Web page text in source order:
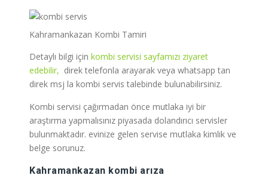
Kahramankazan Kombi Tamiri
Detaylı bilgi için kombi servisi sayfamızı ziyaret
edebilir, direk telefonla arayarak veya whatsapp tan
direk msj la kombi servis talebinde bulunabilirsiniz.
Kombi servisi çağırmadan önce mutlaka iyi bir
araştırma yapmalısınız piyasada dolandırıcı servisler
bulunmaktadır. evinize gelen servise mutlaka kimlik ve
belge sorunuz.
Kahramankazan kombi arıza